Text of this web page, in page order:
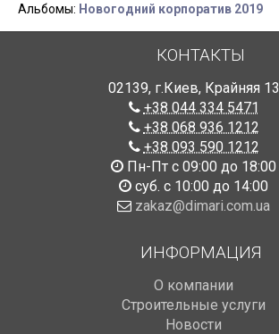
Альбомы: Новогодний корпоратив 2019
КОНТАКТЫ
02139, г.Киев, Крайняя 13
+38 044 334 5471
+38 068 936 1212
+38 093 590 1212
Пн-Пт с 09:00 до 18:00
суб. с 10:00 до 14:00
zakaz@dimari.com.ua
ИНФОРМАЦИЯ
О компании
Строительные услуги
Новости